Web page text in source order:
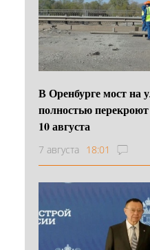
В Оренбурге мост на
полностью
10 августа
7 августа 18:01